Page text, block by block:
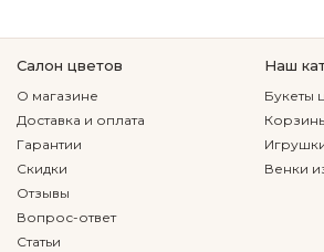
Салон цветов
О магазине
Доставка и оплата
Гарантии
Скидки
Отзывы
Вопрос-ответ
Статьи
Наш
Букеты
Венки